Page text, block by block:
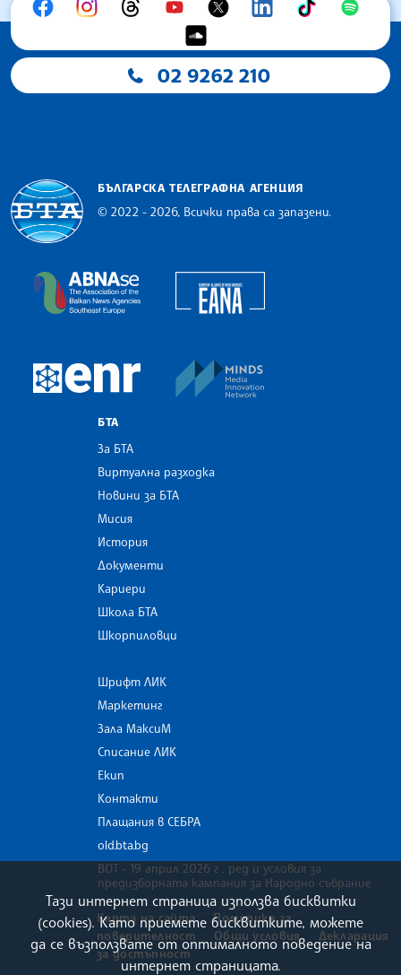
02 9262 210
БЪЛГАРСКА ТЕЛЕГРАФНА АГЕНЦИЯ
© 2022 - 2026, Всички права са запазени.
The Assocoation of the Balkan News Agencies
European Newsroom
БТА
За БТА
Виртуална разходка
Новини за БТА
Мисия
История
Документи
Кариери
Школа БТА
Шкорпиловци
Шрифт ЛИК
Маркетинг
Зала МаксиМ
Списание ЛИК
Екип
Контакти
Плащания в СЕБРА
old.bta.bg
ВОТ - 19 април 2026 г . ред и условия за
предизборната кампания за Народно събрание
Карта на сайта
Политика за
поверителност
Общи условия
Декларация
за достъпност
Тази интернет страница използва бисквитки
(cookies). Като приемете бисквитките, можете
да се възползвате от оптималното поведение на
интернет страницата.